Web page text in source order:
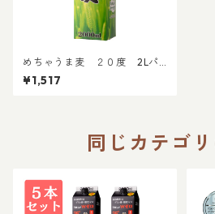
めちゃうま麦 ２０度 2Lパ
ック｜晩酌 飲み会 ２Lパック
¥1,517
同じカテゴ